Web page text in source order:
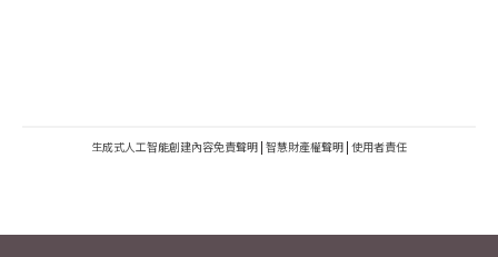
生成式人工智能創建內容免責聲明 | 智慧財產權聲明 | 使用者責任